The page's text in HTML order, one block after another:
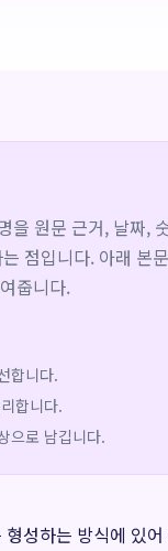
원문 근거, 날짜,
점입니다. 아래 본
줍니다.
합니다.
합니다.
으로 남깁니다.
성하는 방식에 있